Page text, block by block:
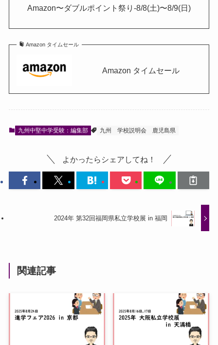
Amazon〜ダブルポイント祭り-8/8(土)〜8/9(日)
Amazon タイムセール
Amazon タイムセール
九州中堅中学受験：編集部 九州 学校説明会 鹿児島県
よかったらシェアしてね！
2024年 第32回福岡県私立学校展 in 福岡
関連記事